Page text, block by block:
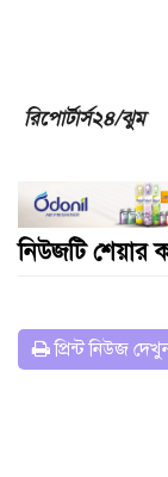
রিপোর্টার্স২৪/ঝুম
নিউজটি শেয়ার
প্রিন্ট নিউজ